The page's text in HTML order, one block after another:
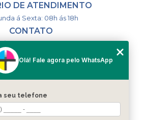
DE ATENDIMENTO
á Sexta: 08h ás 18h
CONTATO
(11) 98993-9556
togsm1@gmail.com
MENU
HOME
Olá! Fale agora pelo WhatsApp
seu telefone